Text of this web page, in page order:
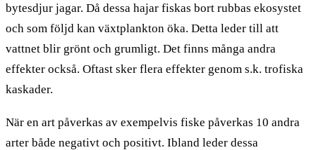
bytesdjur jagar. Då dessa hajar fiskas bort rubbas ekosystet
och som följd kan växtplankton öka. Detta leder till att
vattnet blir grönt och grumligt. Det finns många andra
effekter också. Oftast sker flera effekter genom s.k. trofiska
kaskader.
När en art påverkas av exempelvis fiske påverkas 10 andra
arter både negativt och positivt. Ibland leder dessa